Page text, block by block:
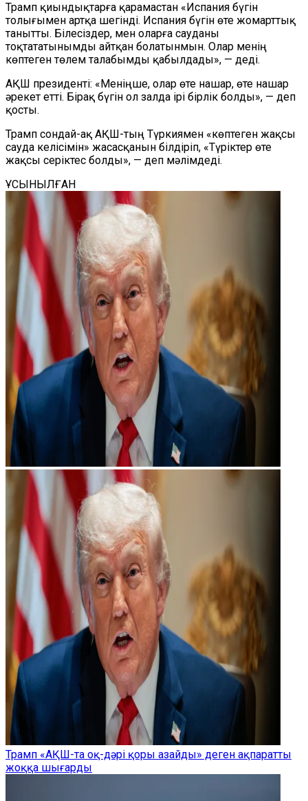
Трамп қиындықтарға қарамастан «Испания бүгін
толығымен артқа шегінді. Испания бүгін өте жомарттық
танытты. Білесіздер, мен оларға сауданы
тоқтататынымды айтқан болатынмын. Олар менің
көптеген төлем талабымды қабылдады», — деді.
АҚШ президенті: «Меніңше, олар өте нашар, өте нашар
әрекет етті. Бірақ бүгін ол залда ірі бірлік болды», — деп
қосты.
Трамп сондай-ақ АҚШ-тың Түркиямен «көптеген жақсы
сауда келісімін» жасасқанын білдіріп, «Түріктер өте
жақсы серіктес болды», — деп мәлімдеді.
ҰСЫНЫЛҒАН
Трамп «АҚШ-та оқ-дәрі қоры азайды» деген ақпаратты
жоққа шығарды